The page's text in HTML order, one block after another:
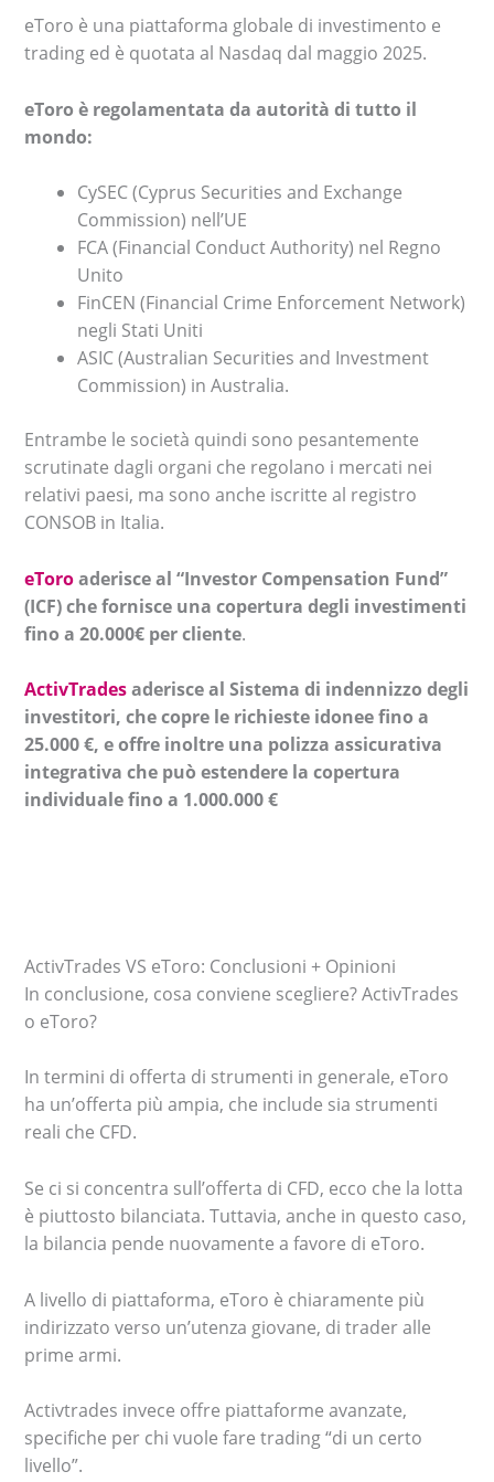
eToro è una piattaforma globale di investimento e
trading ed è quotata al Nasdaq dal maggio 2025.
eToro è regolamentata da autorità di tutto il
mondo:
CySEC (Cyprus Securities and Exchange
Commission) nell’UE
FCA (Financial Conduct Authority) nel Regno
Unito
FinCEN (Financial Crime Enforcement Network)
negli Stati Uniti
ASIC (Australian Securities and Investment
Commission) in Australia.
Entrambe le società quindi sono pesantemente
scrutinate dagli organi che regolano i mercati nei
relativi paesi, ma sono anche iscritte al registro
CONSOB in Italia.
eToroaderisce al “Investor Compensation Fund”
(ICF) che fornisce una copertura degli investimenti
fino a 20.000€ per cliente.
ActivTradesaderisce al Sistema di indennizzo degli
investitori, che copre le richieste idonee fino a
25.000 €, e offre inoltre una polizza assicurativa
integrativa che può estendere la copertura
individuale fino a 1.000.000 €
ActivTrades VS eToro: Conclusioni + Opinioni
In conclusione, cosa conviene scegliere? ActivTrades
o eToro?
In termini di offerta di strumenti in generale, eToro
ha un’offerta più ampia, che include sia strumenti
reali che CFD.
Se ci si concentra sull’offerta di CFD, ecco che la lotta
è piuttosto bilanciata. Tuttavia, anche in questo caso,
la bilancia pende nuovamente a favore di eToro.
A livello di piattaforma, eToro è chiaramente più
indirizzato verso un’utenza giovane, di trader alle
prime armi.
Activtrades invece offre piattaforme avanzate,
specifiche per chi vuole fare trading “di un certo
livello”.